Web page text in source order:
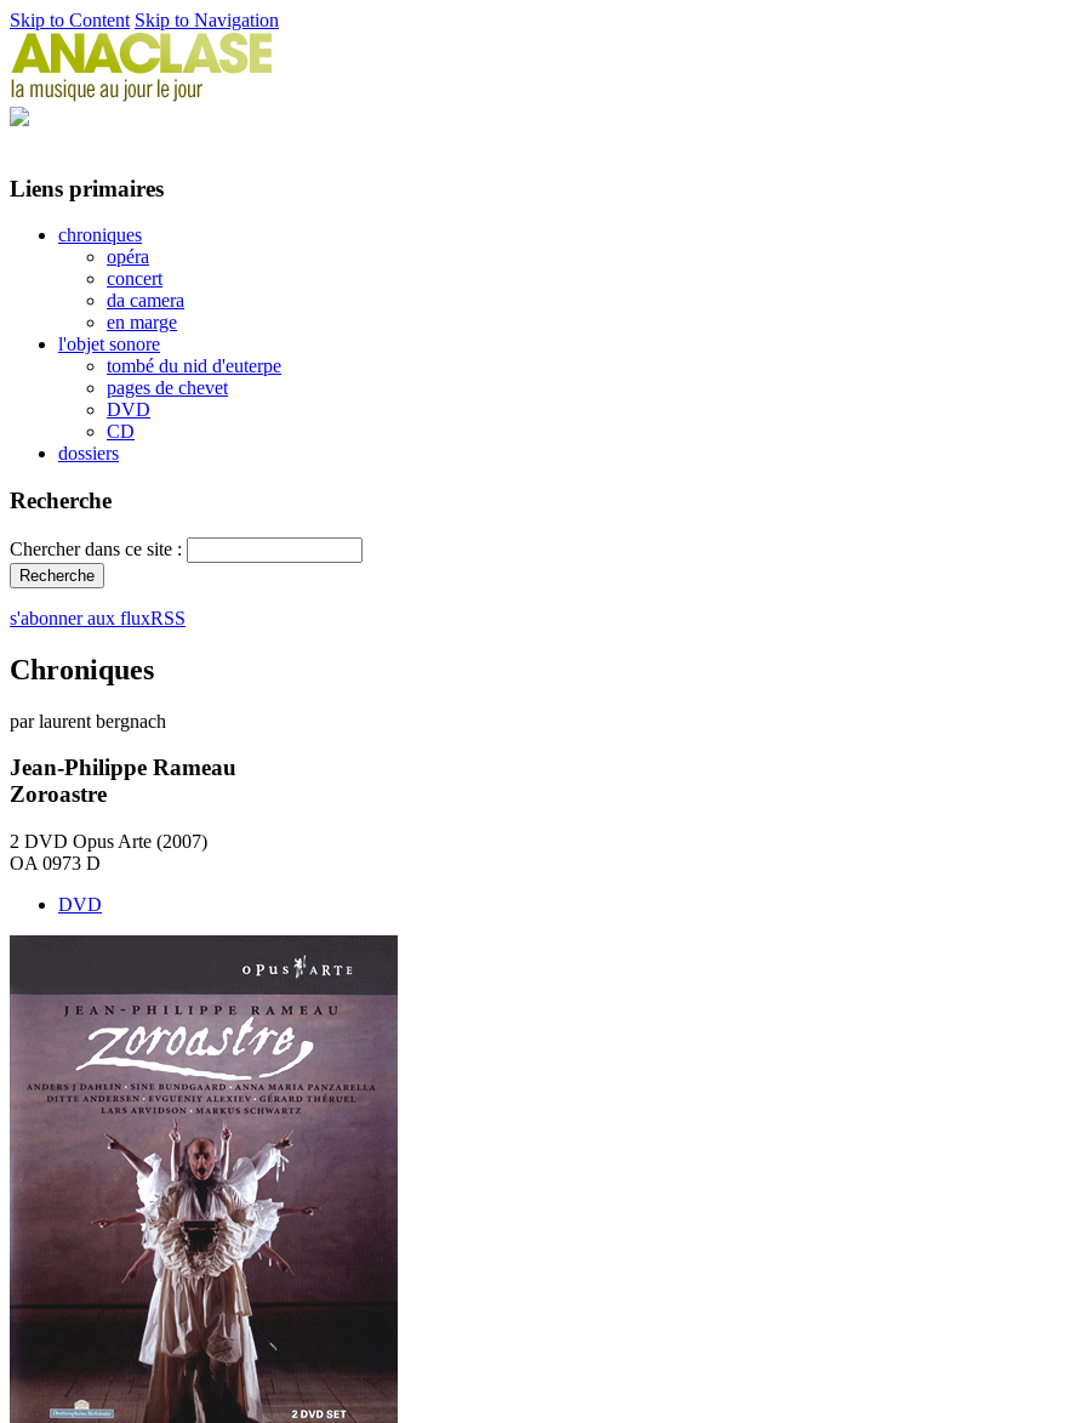
Skip to Content Skip to Navigation
Liens primaires
chroniques
opéra
concert
da camera
en marge
l'objet sonore
tombé du nid d'euterpe
pages de chevet
DVD
CD
dossiers
Recherche
Chercher dans ce site :
s'abonner aux fluxRSS
Chroniques
par laurent bergnach
Jean-Philippe Rameau
Zoroastre
2 DVD Opus Arte (2007)
OA 0973 D
DVD